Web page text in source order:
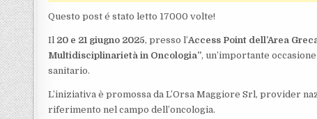
Questo post é stato letto 17000 volte!
Il 20 e 21 giugno 2025, presso l’Access Point dell’Area
Multidisciplinarietà in Oncologia”, un’importante
sanitario.
L’iniziativa è promossa da L’Orsa Maggiore Srl, provider
riferimento nel campo dell’oncologia.